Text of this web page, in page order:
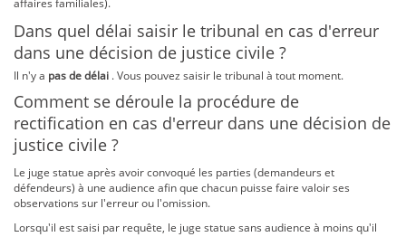
Dans quel délai saisir le tribunal en cas d'erreur
dans une décision de justice civile ?
Il n'y a pas de délai . Vous pouvez saisir le tribunal à tout moment.
Comment se déroule la procédure de
rectification en cas d'erreur dans une décision de
justice civile ?
Le juge statue après avoir convoqué les parties (demandeurs et
défendeurs) à une audience afin que chacun puisse faire valoir ses
observations sur l'erreur ou l'omission.
Lorsqu'il est saisi par requête, le juge statue sans audience à moins qu'il